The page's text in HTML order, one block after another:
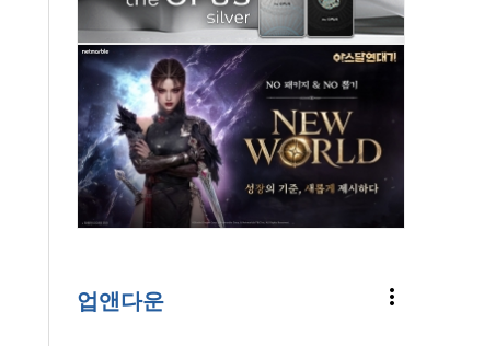
업앤다운 more_vert